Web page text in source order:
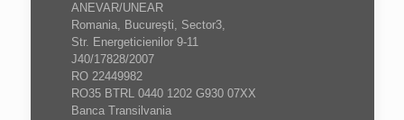
ANEVAR/UNEAR
Romania, Bucureşti, Sector3,
Str. Energeticienilor 9-11
J40/17828/2007
RO 22449982
RO35 BTRL 0440 1202 G930 07XX
Banca Transilvania